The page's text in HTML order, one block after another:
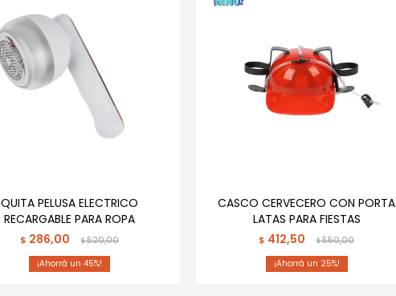
QUITA PELUSA ELECTRICO
RECARGABLE PARA ROPA
$ 286,00 $520,00
45
CASCO CERVECERO CON PORTA
LATAS PARA FIESTAS
$ 412,50 $550,00
25